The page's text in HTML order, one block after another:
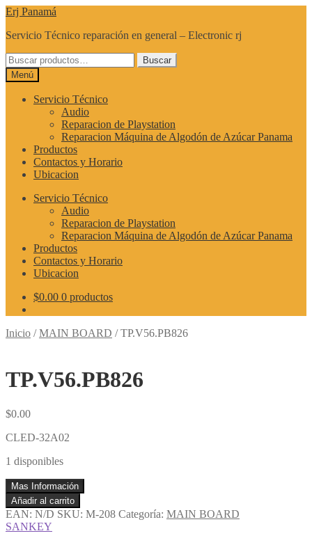
Ir
la
Ir
contenido
Erj Panamá
Servicio Técnico reparación en general – Electronic rj
Buscar
por:
Buscar
Menú
Servicio Técnico
Audio
Reparacion de Playstation
Reparacion Máquina de Algodón de Azúcar Panama
Productos
Contactos y Horario
Ubicacion
Servicio Técnico
Audio
Reparacion de Playstation
Reparacion Máquina de Algodón de Azúcar Panama
Productos
Contactos y Horario
Ubicacion
$0.00 0 productos
Inicio /MAIN BOARD /TP.V56.PB826
TP.V56.PB826
$0.00
CLED-32A02
1 disponibles
Mas Información
TP.V56.PB826
cantidad
Añadir al carrito
EAN: N/D SKU: M-208 Categoría: MAIN BOARD
SANKEY